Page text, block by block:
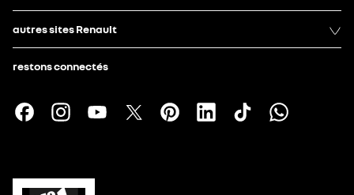
autres sites Renault
restons connectés